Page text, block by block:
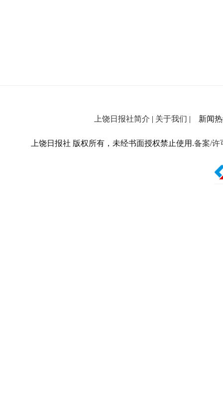
上饶日报社简介 | 关于我们 | 新闻热
上饶日报社 版权所有，未经书面授权禁止使用.备案/许